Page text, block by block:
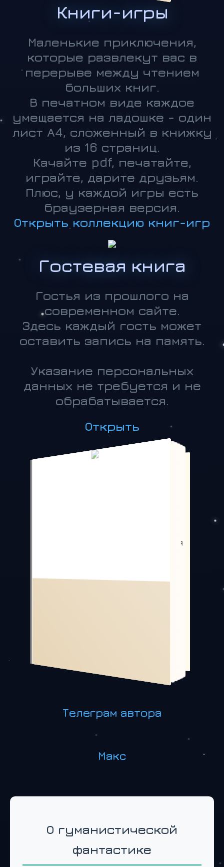
Книги-игры
Маленькие приключения,
которые развлекут вас в
перерыве между чтением
больших книг.
В печатном виде каждое
умещается на ладошке - один
лист А4, сложенный в книжку
из 16 страниц.
Качайте pdf, печатайте,
играйте, дарите друзьям.
Плюс, у каждой игры есть
браузерная версия.
Открыть коллекцию книг-игр
Гостевая книга
Гостья из прошлого на
современном сайте.
Здесь каждый гость может
оставить запись на память.
Указание персональных
данных не требуется и не
обрабатывается.
Открыть
музея или гостиницы, была своя гостевая
Телеграм автора
Макс
О гуманистической
фантастике